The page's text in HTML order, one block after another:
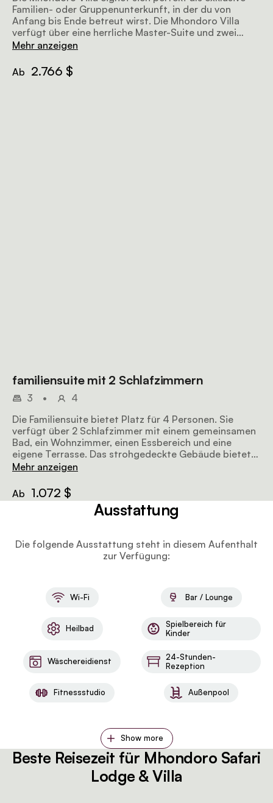
Familien- oder Gruppenunterkunft, in der du von
Anfang bis Ende betreut wirst. Die Mhondoro Villa
verfügt über eine herrliche Master-Suite und zwei
weitere Schlafzimmer, alle mit eigenem Bad.
Mehr anzeigen
Ab 2.766 $
familiensuite mit 2 Schlafzimmern
3 •
4
Die Familiensuite bietet Platz für 4 Personen. Sie
verfügt über 2 Schlafzimmer mit einem gemeinsamen
Bad, ein Wohnzimmer, einen Essbereich und eine
eigene Terrasse. Das strohgedeckte Gebäude bietet
eine familienfreundliche Umgebung.
Mehr anzeigen
Ab 1.072 $
Ausstattung
Die folgende Ausstattung steht in diesem Aufenthalt
zur Verfügung:
Wi-Fi Bar / Lounge
Heilbad
Spielbereich für
Kinder
Wäschereidienst
24-Stunden-
Rezeption
Fitnessstudio Außenpool
Show more
Beste Reisezeit für Mhondoro Safari
Lodge & Villa